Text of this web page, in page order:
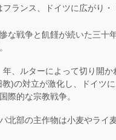
ランス、ドイツに広がり・
な戦争と飢饉が続いた三十
、ルターによって切り開か
教)の対立が激化し、ドイツ
際的な宗教戦争。
北部の主作物は小麦やライ